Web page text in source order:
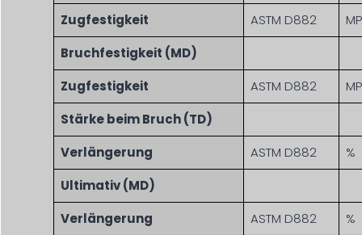
Zugfestigkeit
ASTM D882
Bruchfestigkeit (MD)
Zugfestigkeit
ASTM D882
Stärke beim Bruch (TD)
Verlängerung
ASTM D882
%
Ultimativ (MD)
Verlängerung
ASTM D882
%